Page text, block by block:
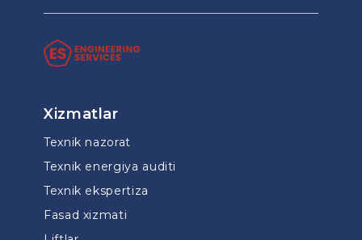
Xizmatlar
Texnik nazorat
Texnik energiya auditi
Texnik ekspertiza
Fasad xizmati